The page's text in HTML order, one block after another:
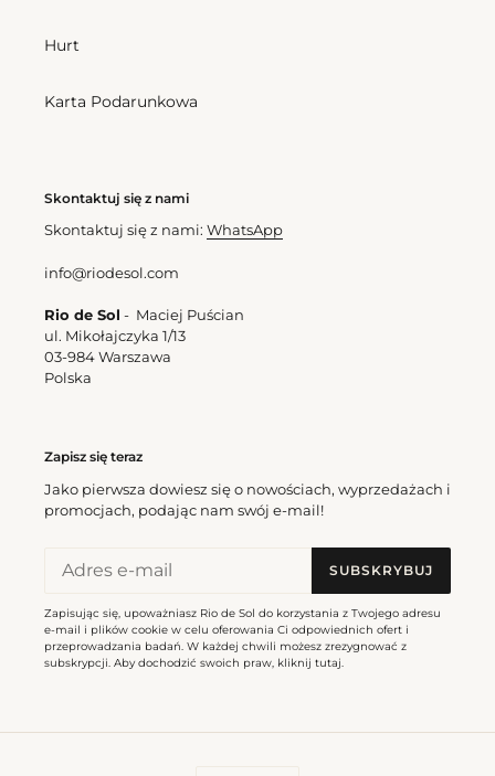
Hurt
Karta Podarunkowa
Skontaktuj się z nami
Skontaktuj się z nami: WhatsApp
info@riodesol.com
Rio de Sol - Maciej Puścian
ul. Mikołajczyka 1/13
03-984 Warszawa
Polska
Zapisz się teraz
Jako pierwsza dowiesz się o nowościach, wyprzedażach i
promocjach, podając nam swój e-mail!
SUBSKRYBUJ
Zapisując się, upoważniasz Rio de Sol do korzystania z Twojego adresu
e-mail i plików cookie w celu oferowania Ci odpowiednich ofert i
przeprowadzania badań. W każdej chwili możesz zrezygnować z
subskrypcji. Aby dochodzić swoich praw, kliknij tutaj.